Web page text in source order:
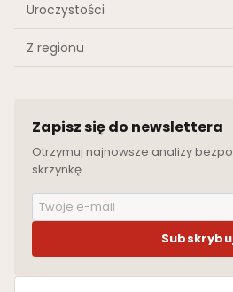
Uroczystości
Z regionu
Zapisz się do newslettera
Otrzymuj najnowsze analizy
skrzynkę.